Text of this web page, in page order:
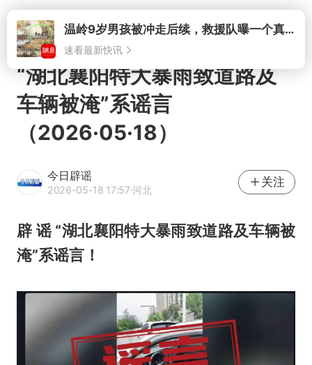
打开温岭9岁男孩被冲走后续，救援队曝一个真相，所有人心里都有底了
速看最新快讯
“湖北襄阳特大暴雨致道路及
车辆被淹”系谣言
（2026·05·18）
今日辟谣
2026-05-18 17:57·河北
关注
辟 谣 “湖北襄阳特大暴雨致道路及车辆被
淹”系谣言！